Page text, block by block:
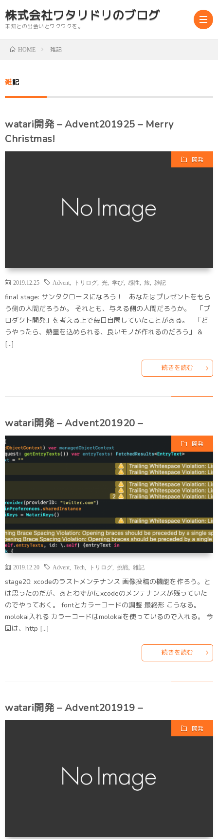
株式会社ワタリドリのブログ
未知との出会いとワクワクを。
us
HOME 雑記
雑記
watari開発 – Advent201925 – Merry
Christmas!
開発
2019.12.25 Advent トリログ 光 学び 感性 旅 雑記
final stage: サンタクロースになろう！ あなたはプレゼントをもら
う側の人間だろうか。 それとも、与える側の人間だろうか。 「プ
ロダクト開発」を考える上で毎日自問していたことがある。 「ど
うやったら、熱量を込められる、良いモノが作れるのだろう」 &
[…]
続きを読む
watari開発 – Advent201920 –
開発
2019.12.20 Advent Tech トリログ 挑戦 雑記
stage20: xcodeのラストメンテナンス 画像投稿の機能を作ろう。と
は思ったのだが、あとわずかにxcodeのメンテナンスが残っていた
のでやっておく。 fontとカラーコードの調整 最終形 こうなる。
molokai入れる カラーコードはmolokaiを使っているので入れる。 今
回は、http […]
続きを読む
watari開発 – Advent201919 –
開発